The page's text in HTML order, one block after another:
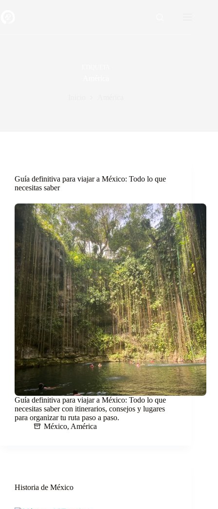
Guía definitiva para viajar a México: Todo lo que
necesitas saber
Guía definitiva para viajar a México: Todo lo que
necesitas saber con itinerarios, consejos y lugares
para organizar tu ruta paso a paso.
México, América
Historia de México